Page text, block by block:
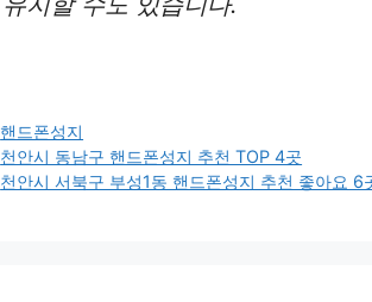
Categories
핸드폰성지
천안시 동남구 핸드폰성지 추천 TOP 4곳
천안시 서북구 부성1동 핸드폰성지 추천 좋아요 6